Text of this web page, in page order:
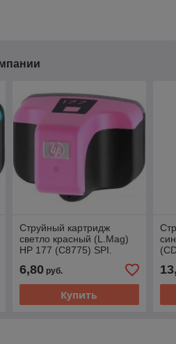
Струйный картридж
светло красный (L.Mag)
HP 177 (C8775) SPI.
6,80руб.
Купить